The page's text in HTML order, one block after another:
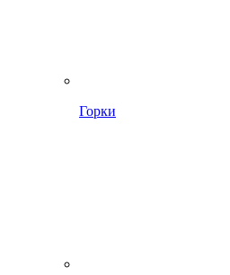
Горки